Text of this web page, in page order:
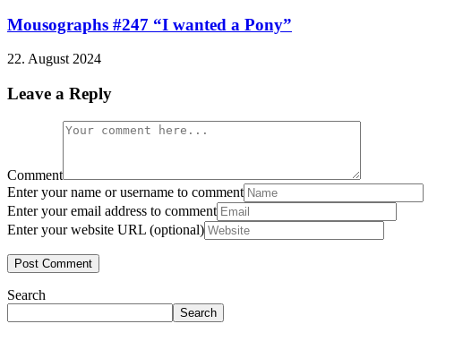
Mousographs #247 “I wanted a Pony”
22. August 2024
Leave a Reply
Comment
Enter your name or username to comment
Enter your email address to comment
Enter your website URL (optional)
Search
Search